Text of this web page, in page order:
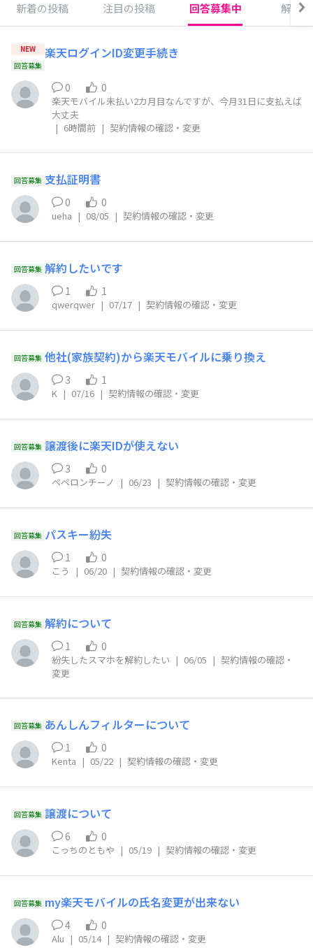
新着の投稿 注目の投稿 回答募集中 解決
NEW
回答募集
楽天ログインID変更手続き
0 0
楽天モバイル未払い2カ月目なんですが、今月31日に支払えば
大丈夫
| 6時間前 | 契約情報の確認・変更
回答募集 支払証明書
0 0
ueha | 08/05 | 契約情報の確認・変更
回答募集 解約したいです
1 1
qwerqwer | 07/17 | 契約情報の確認・変更
回答募集 他社(家族契約)から楽天モバイルに乗り換え
3 1
K | 07/16 | 契約情報の確認・変更
回答募集 譲渡後に楽天IDが使えない
3 0
ペペロンチーノ | 06/23 | 契約情報の確認・変更
回答募集 パスキー紛失
1 0
こう | 06/20 | 契約情報の確認・変更
回答募集 解約について
1 0
紛失したスマホを解約したい | 06/05 | 契約情報の確認・
変更
回答募集 あんしんフィルターについて
1 0
Kenta | 05/22 | 契約情報の確認・変更
回答募集 譲渡について
6 0
こっちのともや | 05/19 | 契約情報の確認・変更
回答募集 my楽天モバイルの氏名変更が出来ない
4 0
Alu | 05/14 | 契約情報の確認・変更